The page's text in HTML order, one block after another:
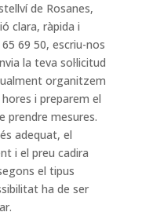
de Rosanes,
clara, ràpida i
69 50, escriu-nos
la teva sol·licitud
organitzem
i preparem el
prendre mesures.
adequat, el
i el preu cadira
el tipus
ha de ser